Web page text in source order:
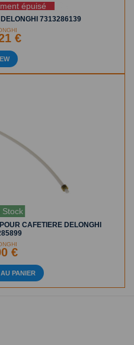
épuisé
7313286139
€
Stock
CAFETIERE DELONGHI
€
PANIER